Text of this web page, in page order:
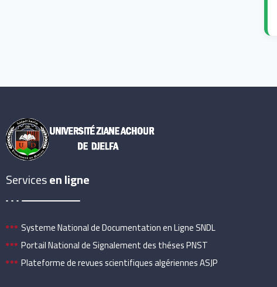
Servicesen ligne
Systeme National de Documentation en Ligne SNDL
Portail National de Signalement des théses PNST
Plateforme de revues scientifiques algériennes ASJP